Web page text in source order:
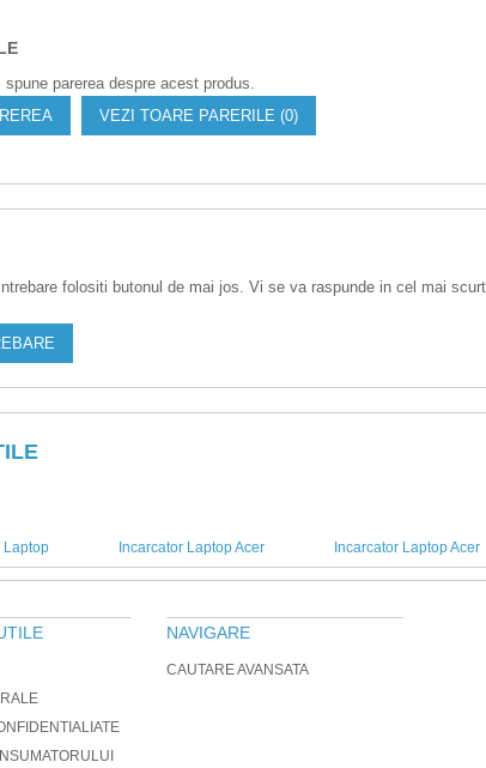
parerea despre acest produs.
VEZI TOARE PARERILE (0)
folositi butonul de mai jos. Vi se va raspunde in cel mai
Laptop Incarcator Laptop Acer Incarcator Laptop Acer
NAVIGARE
CAUTARE AVANSATA